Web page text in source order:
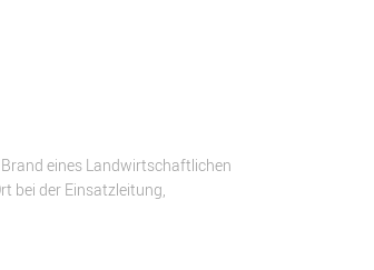
eines Landwirtschaftlichen
bei der Einsatzleitung,